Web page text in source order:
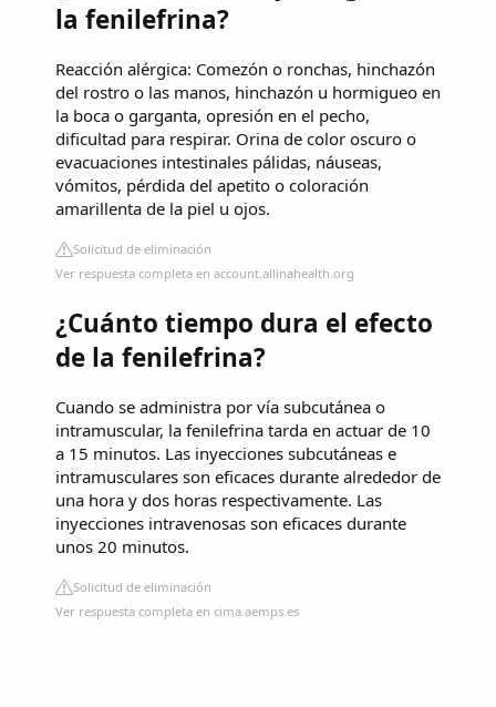
la fenilefrina?
Reacción alérgica: Comezón o ronchas, hinchazón
del rostro o las manos, hinchazón u hormigueo en
la boca o garganta, opresión en el pecho,
dificultad para respirar. Orina de color oscuro o
evacuaciones intestinales pálidas, náuseas,
vómitos, pérdida del apetito o coloración
amarillenta de la piel u ojos.
Solicitud de eliminación
Ver respuesta completa en account.allinahealth.org
¿Cuánto tiempo dura el efecto
de la fenilefrina?
Cuando se administra por vía subcutánea o
intramuscular, la fenilefrina tarda en actuar de 10
a 15 minutos. Las inyecciones subcutáneas e
intramusculares son eficaces durante alrededor de
una hora y dos horas respectivamente. Las
inyecciones intravenosas son eficaces durante
unos 20 minutos.
Solicitud de eliminación
Ver respuesta completa en cima.aemps.es